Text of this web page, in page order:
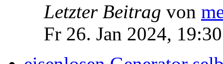
Letzter Beitrag von
Fr 26. Jan 2024, 19:30